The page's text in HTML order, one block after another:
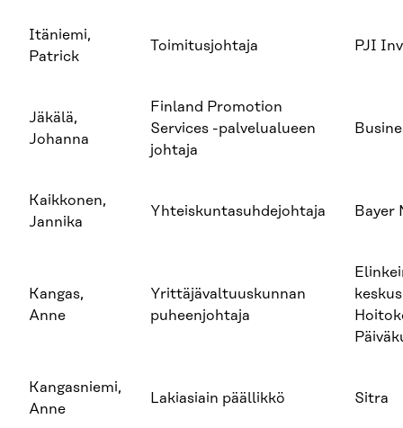
Itäniemi,
Patrick
Toimitusjohtaja PJI
Jäkälä,
Johanna
Finland Promotion
Services -palvelualueen
johtaja
Kaikkonen,
Jannika
Yhteiskuntasuhdejohtaja Bayer
Kangas,
Anne
Yrittäjävaltuuskunnan
puheenjohtaja
Kangasniemi,
Anne
Lakiasiain päällikkö Sitra